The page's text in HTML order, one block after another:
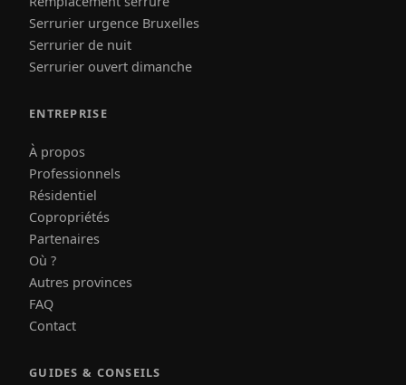
Serrurier urgence Bruxelles
Serrurier de nuit
Serrurier ouvert dimanche
ENTREPRISE
À propos
Professionnels
Résidentiel
Copropriétés
Partenaires
Où ?
Autres provinces
FAQ
Contact
GUIDES & CONSEILS